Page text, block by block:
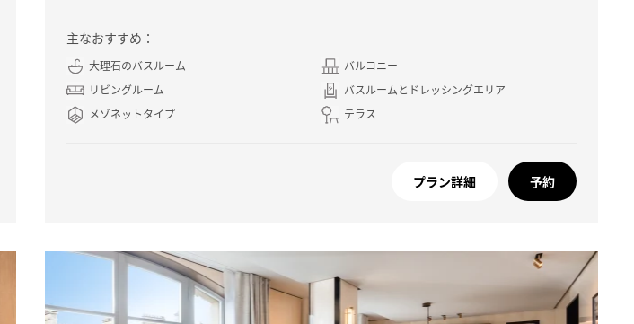
主なおすすめ：
大理石のバスルーム
バルコニー
リビングルーム
バスルームとドレッシングエリア
メゾネットタイプ
テラス
プラン詳細 予約